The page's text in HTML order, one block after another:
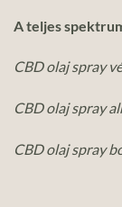
A teljes
CBD olaj spray
CBD olaj spray
CBD olaj spray